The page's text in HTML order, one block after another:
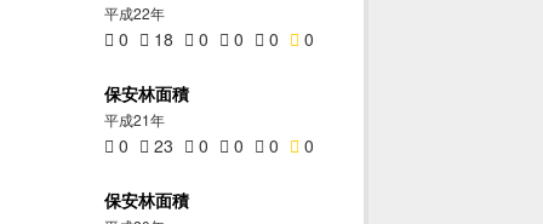
平成22年
0 18 0 0 0 0
保安林面積
平成21年
0 23 0 0 0 0
保安林面積